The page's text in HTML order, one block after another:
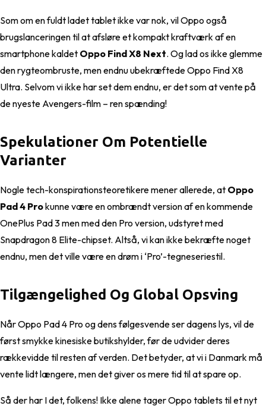
Som om en fuldt ladet tablet ikke var nok, vil Oppo også
brugslanceringen til at afsløre et kompakt kraftværk af en
smartphone kaldet Oppo Find X8 Next. Og lad os ikke glemme
den rygteombruste, men endnu ubekræftede Oppo Find X8
Ultra. Selvom vi ikke har set dem endnu, er det som at vente på
de nyeste Avengers-film – ren spænding!
Spekulationer Om Potentielle
Varianter
Nogle tech-konspirationsteoretikere mener allerede, at Oppo
Pad 4 Prokunne være en ombrændt version af en kommende
OnePlus Pad 3 men med den Pro version, udstyret med
Snapdragon 8 Elite-chipset. Altså, vi kan ikke bekræfte noget
endnu, men det ville være en drøm i ‘Pro’-tegneseriestil.
Tilgængelighed Og Global Opsving
Når Oppo Pad 4 Pro og dens følgesvende ser dagens lys, vil de
først smykke kinesiske butikshylder, før de udvider deres
rækkevidde til resten af verden. Det betyder, at vi i Danmark må
vente lidt længere, men det giver os mere tid til at spare op.
Så der har I det, folkens! Ikke alene tager Oppo tablets til et nyt